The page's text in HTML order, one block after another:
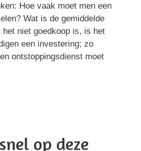
Hoe vaak moet men een
Wat is de gemiddelde
niet goedkoop is, is het
een investering; zo
ontstoppingsdienst moet
op deze